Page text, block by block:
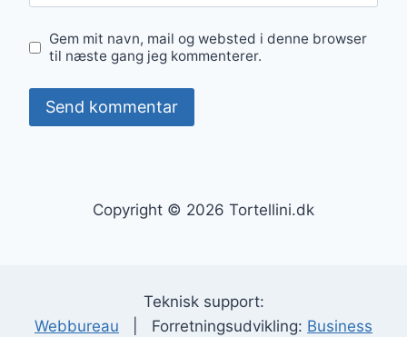
Gem mit navn, mail og websted i denne browser
til næste gang jeg kommenterer.
Copyright © 2026 Tortellini.dk
Teknisk support:
Webbureau | Forretningsudvikling: Business